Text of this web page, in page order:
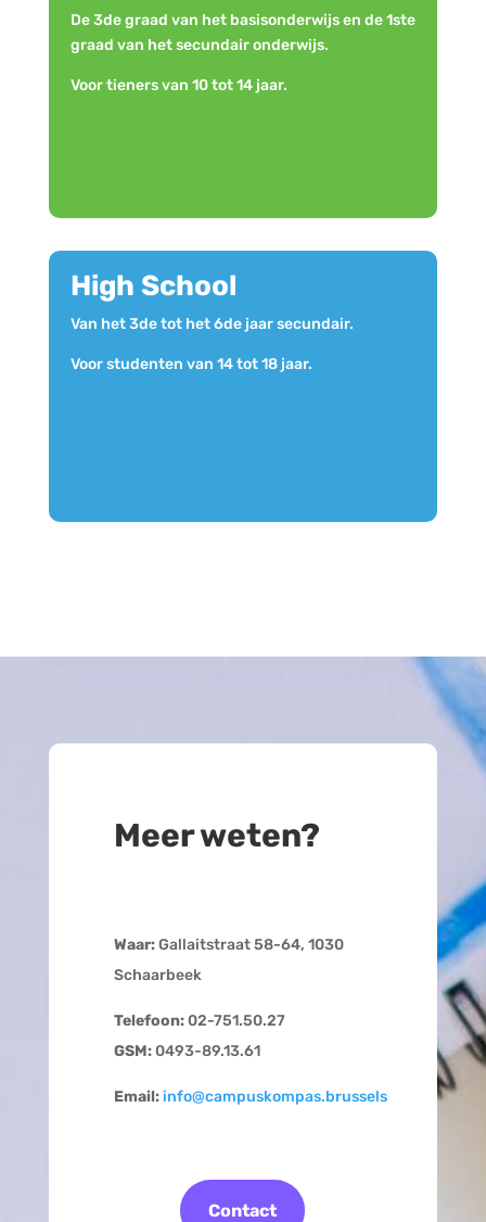
De 3de graad van het basisonderwijs en de 1ste
graad van het secundair onderwijs.
Voor tieners van 10 tot 14 jaar.
High School
Van het 3de tot het 6de jaar secundair.
Voor studenten van 14 tot 18 jaar.
Meer weten?
Waar:Gallaitstraat 58-64, 1030
Schaarbeek
Telefoon:02-751.50.27
GSM:0493-89.13.61
Email:info@campuskompas.brussels
Contact